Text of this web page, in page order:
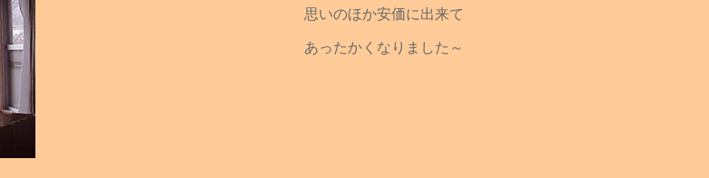
思いのほか安価に出来て
あったかくなりました～